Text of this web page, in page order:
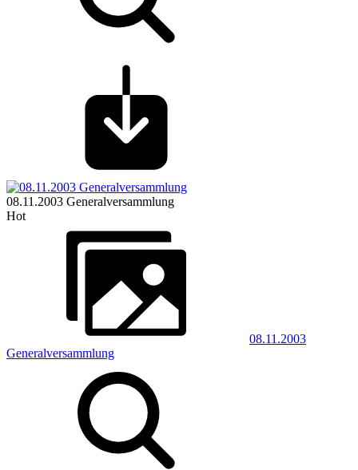
08.11.2003 Generalversammlung
Hot
08.11.2003
Generalversammlung